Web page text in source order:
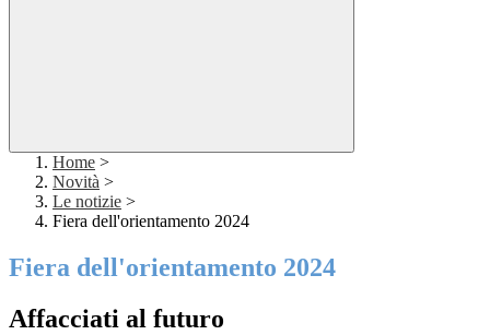
Home >
Novità >
Le notizie >
Fiera dell'orientamento 2024
Fiera dell'orientamento 2024
Affacciati al futuro